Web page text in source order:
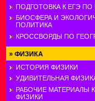
ПОДГОТОВКА К ЕГЭ ПО
БИОСФЕРА И
ПОЛИТИКА
КРОССВОРДЫ ПО
» ФИЗИКА
ИСТОРИЯ ФИЗИКИ
УДИВИТЕЛЬНАЯ
РАБОЧИЕ МАТЕРИАЛЫ
ФИЗИКИ